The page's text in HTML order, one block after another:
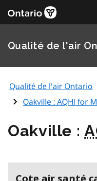
Qualité de l'air
Qualité de l'air Ontario
Oakville :AQHI for
Oakville :
Cote air santé